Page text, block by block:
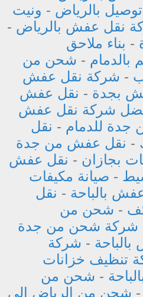
بالرياض - ونيت
نقل عفش بالرياض -
- بناء ملاحق
بالدمام - شحن من
- شركة نقل عفش
بجدة - نقل عفش
شركة نقل عفش
للدمام - نقل
- نقل عفش من جدة
بجازان - نقل عفش
- صيانة مكيفات
بالباحة - نقل
- شحن من
شركة شحن من جدة
- شركة
تنظيف خزانات
- شحن من
- شحن من الرياض الى